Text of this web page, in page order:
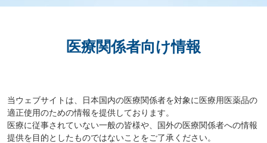
医療関係者向け情報
当ウェブサイトは、日本国内の医療関係者を対象に医療用医薬品の
適正使用のための情報を提供しております。
医療に従事されていない一般の皆様や、国外の医療関係者への情報
提供を目的としたものではないことをご了承ください。